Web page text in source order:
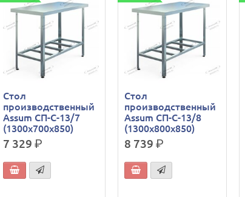
Стол
производственный
Assum СП-С-13/7
(1300х700х850)
7 329р.
Стол
производственный
Assum СП-С-13/8
(1300х800х850)
8 739 р.